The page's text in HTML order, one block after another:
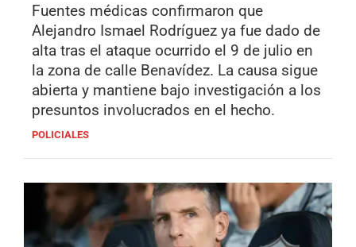
Fuentes médicas confirmaron que
Alejandro Ismael Rodríguez ya fue dado de
alta tras el ataque ocurrido el 9 de julio en
la zona de calle Benavídez. La causa sigue
abierta y mantiene bajo investigación a los
presuntos involucrados en el hecho.
POLICIALES